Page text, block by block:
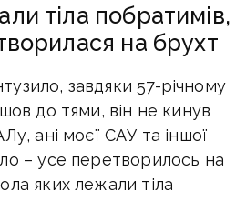
тіла побратимів,
на брухт
завдяки 57-річному
до тями, він не кинув
ані моєї САУ та іншої
– усе перетворилось на
яких лежали тіла